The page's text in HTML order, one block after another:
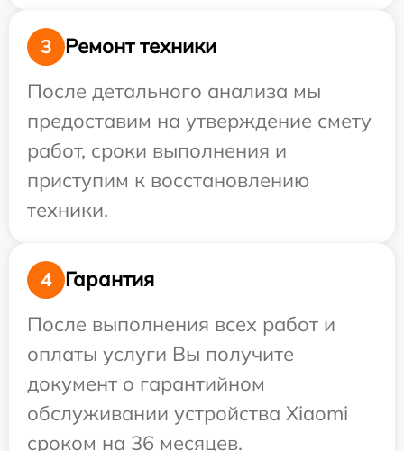
3
Ремонт техники
После детального анализа мы
предоставим на утверждение смету
работ, сроки выполнения и
приступим к восстановлению
техники.
4
Гарантия
После выполнения всех работ и
оплаты услуги Вы получите
документ о гарантийном
обслуживании устройства Xiaomi
сроком на 36 месяцев.